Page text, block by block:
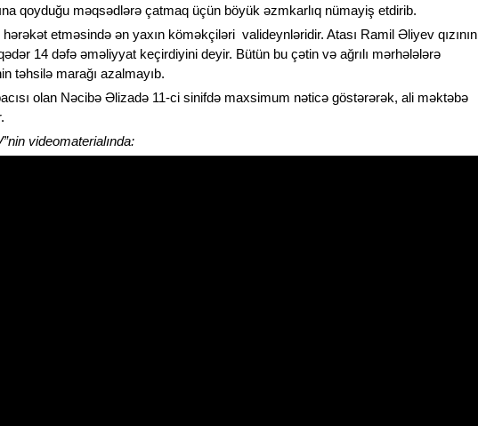
qoyduğu məqsədlərə çatmaq üçün böyük əzmkarlıq nümayiş etdirib.
etməsində ən yaxın köməkçiləri valideynləridir. Atası Ramil Əliyev qızının
14 dəfə əməliyyat keçirdiyini deyir. Bütün bu çətin və ağrılı mərhələlərə
təhsilə marağı azalmayıb.
olan Nəcibə Əlizadə 11-ci sinifdə maxsimum nəticə göstərərək, ali məktəbə
videomaterialında: